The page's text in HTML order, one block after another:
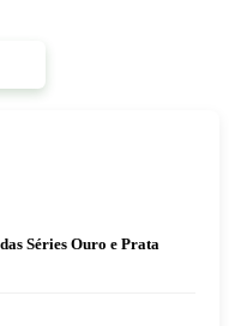
Séries Ouro e Prata